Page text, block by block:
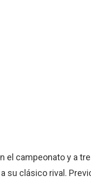
el campeonato y a
su clásico rival.